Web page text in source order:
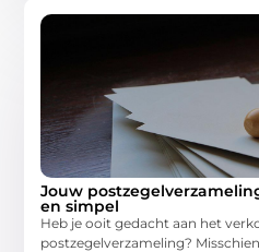
Jouw
en simpel
Heb je ooit gedacht aan het
postzegelverzameling?